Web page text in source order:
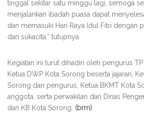
tinggal sekitar satu minggu lagi, semoga
menjalankan ibadah puasa dapat
dan memasuki Hari Raya Idul Fitri dengan
dan sukacita,” tutupnya.
Kegiatan ini turut dihadiri oleh pengurus
Ketua DWP Kota Sorong beserta jajaran,
Sorong dan pengurus, Ketua BKMT Kota
anggota, serta perwakilan dari Dinas
dan KB Kota Sorong. (brm)